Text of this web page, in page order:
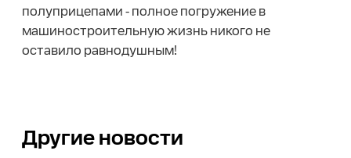
полуприцепами - полное погружение в
машиностроительную жизнь никого не
оставило равнодушным!
Другие новости